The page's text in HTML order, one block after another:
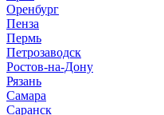
Оренбург
Пенза
Пермь
Петрозаводск
Ростов-на-Дону
Рязань
Самара
Саранск